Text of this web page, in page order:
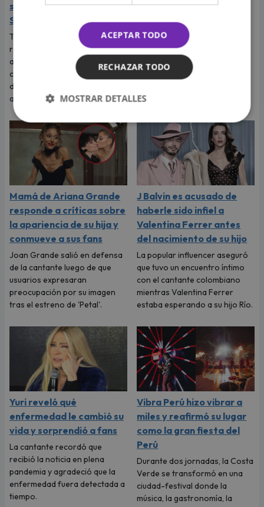
solidaridad con Naldy
Saldaña
Tras la fuerte denuncia que
realizó su excompañera y
amiga Naldy Saldaña, los
cantantes de La Bella Luz
decidieron expresarle su
apoyo.
Saldaña tras su denuncia
Tras la denuncia de
tocamientos indebidos que
reveló la cantante Naldy
Saldaña, las salseras se
pronunciaron y expresaron
Mamá de Ariana Grande
responde a críticas sobre
la apariencia de su hija y
conmueve a sus fans
Joan Grande salió en defensa
de la cantante luego de que
usuarios expresaran
preocupación por su imagen
tras el estreno de 'Petal'.
J Balvin es acusado de
haberle sido infiel a
Valentina Ferrer antes
del nacimiento de su hijo
La popular influencer aseguró
que tuvo un encuentro íntimo
con el cantante colombiano
mientras Valentina Ferrer
estaba esperando a su hijo Río.
Yuri reveló qué
enfermedad le cambió su
vida y sorprendió a fans
La cantante recordó que
recibió la noticia en plena
pandemia y agradeció que la
enfermedad fuera detectada a
tiempo.
Vibra Perú hizo vibrar a
miles y reafirmó su lugar
como la gran fiesta del
Perú
Durante dos jornadas, la Costa
Verde se transformó en una
ciudad-festival donde la
música, la gastronomía, la
ACEPTAR TODO
RECHAZAR TODO
MOSTRAR DETALLES